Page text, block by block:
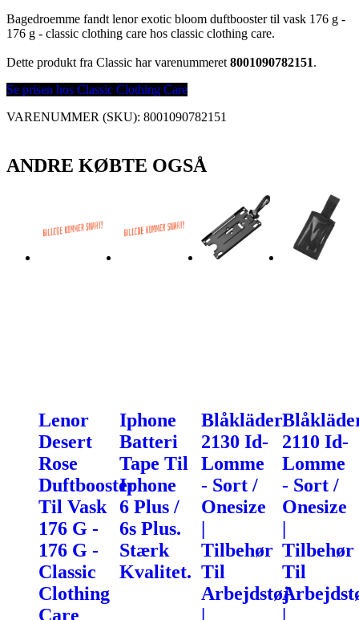
Bagedroemme fandt lenor exotic bloom duftbooster til vask 176 g -
176 g - classic clothing care hos classic clothing care.
Dette produkt fra Classic har varenummeret 8001090782151.
Se prisen hos Classic Clothing Care
VARENUMMER (SKU): 8001090782151
ANDRE KØBTE OGSÅ
Lenor
Desert
Rose
Duftbooster
Til Vask
176 G -
176 G -
Classic
Clothing
Care
Iphone
Batteri
Tape Til
Iphone
6 Plus /
6s Plus.
Stærk
Kvalitet.
Blåkläder
2130 Id-
Lomme
- Sort /
Onesize
|
Tilbehør
Til
Arbejdstøj
|
2110 Id-
Lomme
- Sort /
Onesize
|
Tilbehør
Til
|